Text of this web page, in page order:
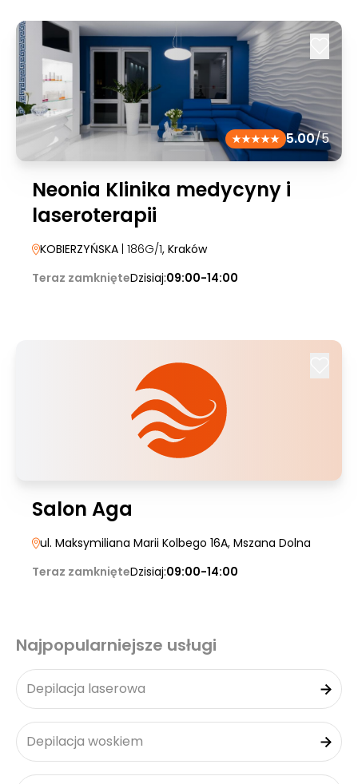
5.00/5
Neonia Klinika medycyny i
laseroterapii
KOBIERZYŃSKA | 186G/1, Kraków
Teraz zamknięteDzisiaj:09:00-14:00
Salon Aga
ul. Maksymiliana Marii Kolbego 16A, Mszana Dolna
Teraz zamknięteDzisiaj:09:00-14:00
Najpopularniejsze usługi
Depilacja laserowa
Depilacja woskiem